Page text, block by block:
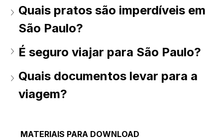
MATERIAIS PARA DOWNLOAD
Quais pratos são imperdíveis em
São Paulo?
É seguro viajar para São Paulo?
Quais documentos levar para a
viagem?